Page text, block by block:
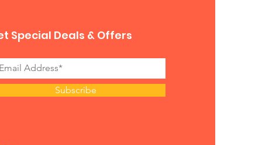
Special Deals & Offers
Subscribe